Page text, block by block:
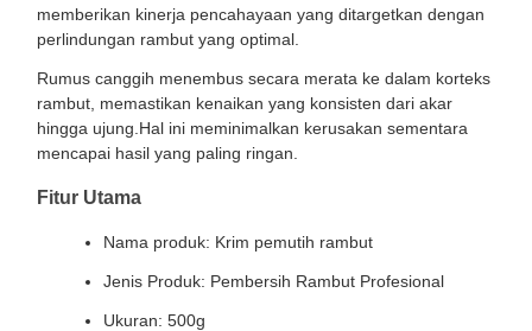
memberikan kinerja pencahayaan yang ditargetkan dengan
perlindungan rambut yang optimal.
Rumus canggih menembus secara merata ke dalam korteks
rambut, memastikan kenaikan yang konsisten dari akar
hingga ujung.Hal ini meminimalkan kerusakan sementara
mencapai hasil yang paling ringan.
Fitur Utama
Nama produk: Krim pemutih rambut
Jenis Produk: Pembersih Rambut Profesional
Ukuran: 500g